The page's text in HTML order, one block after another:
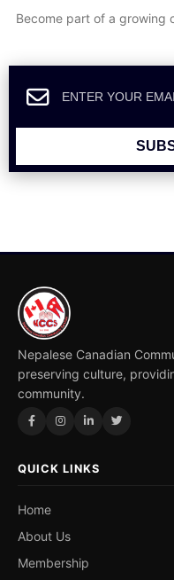
Become part of a growing
Nepalese Canadian
preserving culture,
community.
QUICK LINKS
Home
About Us
Membership